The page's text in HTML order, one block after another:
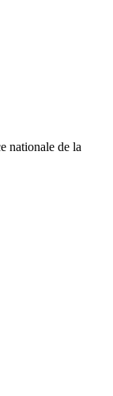
nationale de la